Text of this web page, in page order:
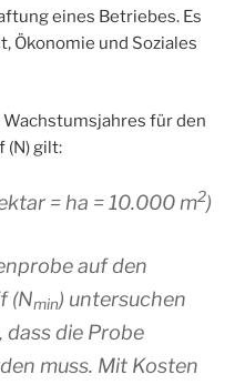
eines Betriebes. Es
Ökonomie und Soziales
für den
(N) gilt:
= ha = 10.000 m2)
auf den
(Nmin) untersuchen
dass die Probe
muss. Mit Kosten